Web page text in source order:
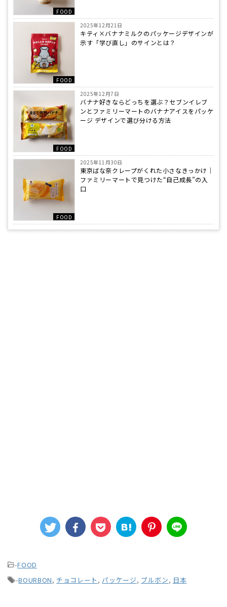
FOOD
FOOD
2025年12月21日
キティ×バナナミルクのパッケージデザインが
示す「学び直し」のサインとは？
FOOD
2025年12月7日
バナナ好きならどっちを選ぶ？セブンイレブ
ンとファミリーマートのバナナアイスをパッケ
ージ デザインで選び分ける方法
FOOD
2025年11月30日
東京ばな奈クレープがくれた小さなきっかけ｜
ファミリーマートで見つけた“自己成長”の入
口
-FOOD
-BOURBON, チョコレート , パッケージ, ブルボン, 日本